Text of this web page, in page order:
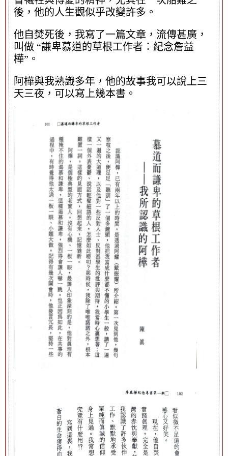
後，他的人生觀似乎改變許多。
他自焚死後，我寫了一篇文章，流傳甚廣，
叫做 “謙卑慕道的草根工作者：紀念詹益
樺”。
阿樺與我熟識多年，他的故事我可以說上三
天三夜，可以寫上幾本書。